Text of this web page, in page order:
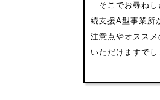
そこでお尋ねし
続支援A型事業所
注意点やオスス
いただけますでし